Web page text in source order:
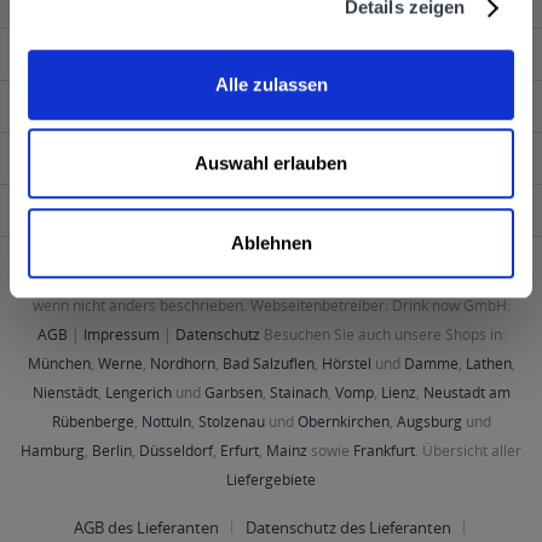
Details zeigen
Alle zulassen
Auswahl erlauben
Ablehnen
Service Hotline
Newsletter
* Alle Preise inkl. gesetzl. Mehrwertsteuer und ggf. zzgl. Lieferkosten,
wenn nicht anders beschrieben. Webseitenbetreiber: Drink now GmbH:
AGB | Impressum | Datenschutz Besuchen Sie auch unsere Shops in:
München, Werne, Nordhorn, Bad Salzuflen, Hörstel und Damme, Lathen,
Nienstädt, Lengerichund Garbsen, Stainach, Vomp, Lienz, Neustadt am
Rübenberge, Nottuln, Stolzenauund Obernkirchen, Augsburgund
Hamburg, Berlin, Düsseldorf, Erfurt, Mainz sowie Frankfurt. Übersicht aller
Liefergebiete
AGB des Lieferanten Datenschutz des Lieferanten